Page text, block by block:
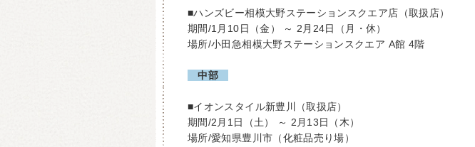
■ハンズビー相模大野ステーションスクエア店（取扱店）
期間/1月10日（金） ～ 2月24日（月・休）
場所/小田急相模大野ステーションスクエア A館 4階
中部
■イオンスタイル新豊川（取扱店）
期間/2月1日（土） ～ 2月13日（木）
場所/愛知県豊川市（化粧品売り場）